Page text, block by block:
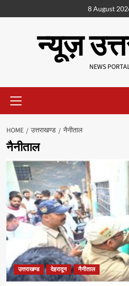
8 August
न्यूज़ NEWS
HOME उत्तराखण्ड नैनीताल
नैनीताल
उत्तराखण्ड देहरादून नैनीताल